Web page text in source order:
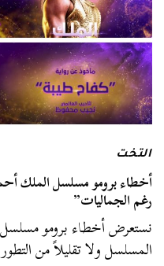
التخت
رغم الجماليات”
نستعرض أخطاء برومو
المسلسل ولا تقليلاً من